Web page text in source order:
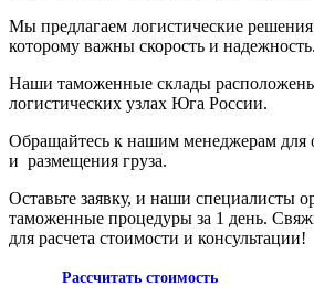
Мы предлагаем логистические
которому важны скорость и надежность.
Наши таможенные склады
логистических узлах Юга России.
Обращайтесь к нашим менеджерам для
и размещения груза.
Оставьте заявку, и наши специалисты
таможенные процедуры за 1 день.
для расчета стоимости и консультации!
Рассчитать стоимость